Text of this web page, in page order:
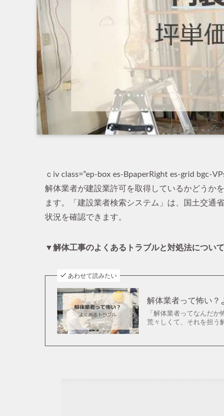
ｃiv class=”ep-box es-BpaperRight es-grid bgc-
解体業者が建設業許可を取得しているかどうか
ます。「建設業者検索システム」は、国土交通
状況を確認できます。
▼解体工事のよくあるトラブルと対処法につい
あわせて読みたい
解体業者って怖い？
「解体業者ってなんだ
荒々しくて、それを担う